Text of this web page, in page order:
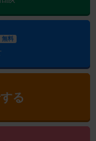
無料
る